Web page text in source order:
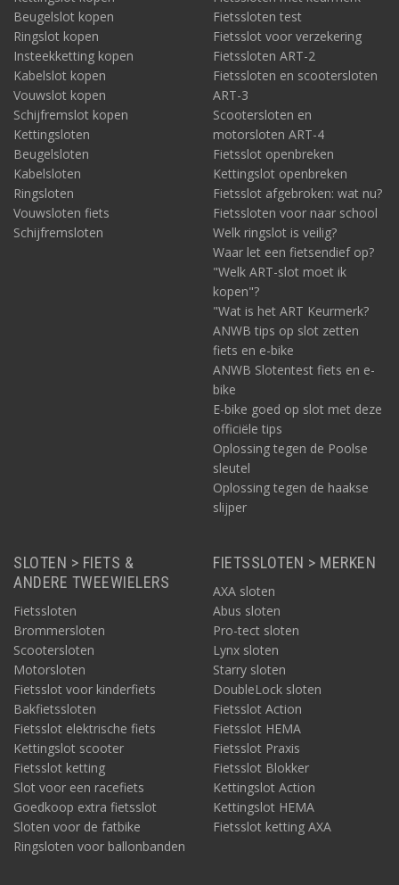
Voor kinderfietsen is een kabelslot vaak een praktische
keuze.Het lage gewicht, de eenvoudige bediening en de
vrolijke kleuren
maken dit type slotpopulair voor jonge
fietsers.
Veel kabelsloten voor kinderfietsen zijn iets dunner dan de
standaard uitvoeringen en zijn verkrijgbaar in opvallende kleuren.
Ook modellen met cijferslot zijn er volop.
7 | Meer toepassingen dan de fiets: van terras tot
boot
Door de grote flexibiliteit zijn kabelslotenook geschikt voor
. Zo worden lange kabelsloten
regelmatig gebruikt om meerdere fietsen met elkaar te
verbinden. Of bijvoorbeeld om tuinmeubilair, terrasstoelen,
aanhangers of een boot tijdelijk mee vast te zetten.
8 | Kabelsloten op Fietsslot.nl
Fietsslot.nl heeft kabelsloten in verschillende diktes, lengtes en
uitvoeringen. Het assortiment bestaat uit modellen van onder
, zowel met sleutel als met
Kabelsloten voor kinderfietsen
9 | Veelgestelde vragen over kabelsloten
Is een kabelslot veilig genoeg voor een e-bike?
Wat is het verschil tussen een kabelslot en een
kettingslot?
Welke lengte kabelslot heb ik nodig?
Kan ik kiezen voor een kabelslot met cijferslot?
Waarvoor zijn kabelsloten van 5 of 10 meter
geschikt?
Beugelslot kopen
Ringslot kopen
Insteekketting kopen
Kabelslot kopen
Vouwslot kopen
Schijfremslot kopen
Kettingsloten
Beugelsloten
Kabelsloten
Ringsloten
Vouwsloten fiets
Schijfremsloten
Fietssloten test
Fietsslot voor verzekering
Fietssloten ART-2
Fietssloten en scootersloten
ART-3
Scootersloten en
motorsloten ART-4
Fietsslot openbreken
Kettingslot openbreken
Fietsslot afgebroken: wat nu?
Fietssloten voor naar school
Welk ringslot is veilig?
Waar let een fietsendief op?
"Welk ART-slot moet ik
kopen"?
"Wat is het ART Keurmerk?
ANWB tips op slot zetten
fiets en e-bike
ANWB Slotentest fiets en e-
bike
E-bike goed op slot met deze
officiële tips
Oplossing tegen de Poolse
sleutel
Oplossing tegen de haakse
slijper
SLOTEN > FIETS &
ANDERE TWEEWIELERS
Fietssloten
Brommersloten
Scootersloten
Motorsloten
Fietsslot voor kinderfiets
Bakfietssloten
Fietsslot elektrische fiets
Kettingslot scooter
Fietsslot ketting
Slot voor een racefiets
Goedkoop extra fietsslot
Sloten voor de fatbike
Ringsloten voor ballonbanden
FIETSSLOTEN > MERKEN
AXA sloten
Abus sloten
Pro-tect sloten
Lynx sloten
Starry sloten
DoubleLock sloten
Fietsslot Action
Fietsslot HEMA
Fietsslot Praxis
Fietsslot Blokker
Kettingslot Action
Kettingslot HEMA
Fietsslot ketting AXA